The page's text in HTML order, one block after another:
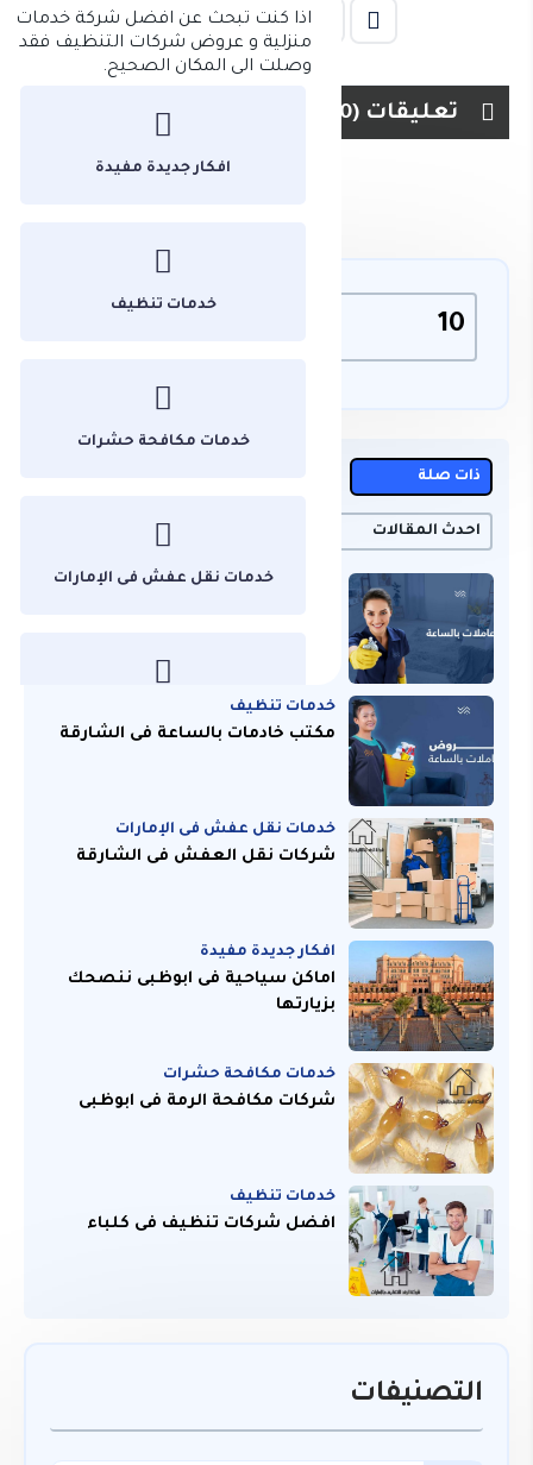
تعليقات (0)
10
ذات صلة
احدث المقالات
خدمات تنظيف
خدمات تنظيف
مكتب خادمات بالساعة فى الشارقة
خدمات نقل عفش فى الإمارات
شركات نقل العفش فى الشارقة
افكار جديدة مفيدة
اماكن سياحية فى ابوظبى ننصحك
بزيارتها
خدمات مكافحة حشرات
شركات مكافحة الرمة فى ابوظبى
خدمات تنظيف
افضل شركات تنظيف فى كلباء
التصنيفات
اذا كنت تبحث عن افضل شركة خدمات
منزلية و عروض شركات التنظيف فقد
وصلت الى المكان الصحيح.
افكار جديدة مفيدة
خدمات تنظيف
خدمات مكافحة حشرات
خدمات نقل عفش فى الإمارات
من نحن